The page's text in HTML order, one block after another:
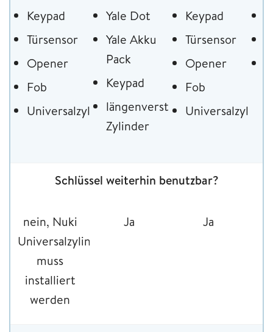
Keypad
Türsensor
Opener
Fob
Universalzylinder
Yale Dot
Yale Akku
Pack
Keypad
längenverstellbarer
Zylinder
Keypad
Türsensor
Opener
Fob
Schlüssel weiterhin benutzbar?
nein, Nuki
Universalzylinder
muss
installiert
werden
Ja Ja